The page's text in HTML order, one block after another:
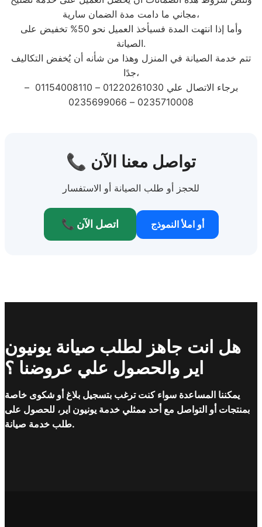
مجاني ما دامت مدة الضمان سارية،
وأما إذا انتهت المدة فسيأخذ العميل نحو 50% تخفيض على
الصيانة.
تتم خدمة الصيانة في المنزل وهذا من شأنه أن يُخفض التكاليف
جدًا،
برجاء الاتصال علي 01220261030 – 01154008110 –
0235710008 – 0235699066
📞 تواصل معنا الآن
للحجز أو طلب الصيانة أو الاستفسار
📞 اتصل الآن أو املأ النموذج
هل انت جاهز لطلب صيانة يونيون
اير والحصول علي عروضنا ؟
يمكننا المساعدة سواء كنت ترغب بتسجيل بلاغ أو شكوى خاصة
بمنتجات أو التواصل مع أحد ممثلي خدمة يونيون اير، للحصول على
طلب خدمة صيانة.